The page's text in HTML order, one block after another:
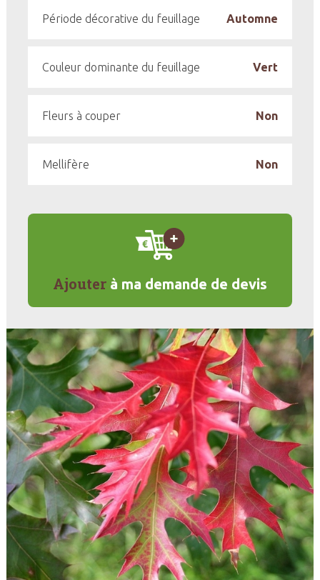
Période décorative du feuillage Automne
Couleur dominante du feuillage Vert
Fleurs à couper Non
Mellifère Non
Ajouter à ma demande de devis